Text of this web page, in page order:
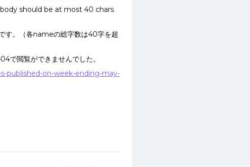
body should be at most 40 chars
す。（各nameの総字数は40字を超
で閲覧ができませんでした。
published-on-week-ending-may-